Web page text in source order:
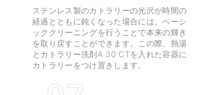
ステンレス製のカトラリーの光沢が時間の
経過とともに鈍くなった場合には、ベーシ
ッククリーニングを行うことで本来の輝き
を取り戻すことができます。この際、熱湯
とカトラリー洗剤A 30 CTを入れた容器に
カトラリーをつけ置きします。